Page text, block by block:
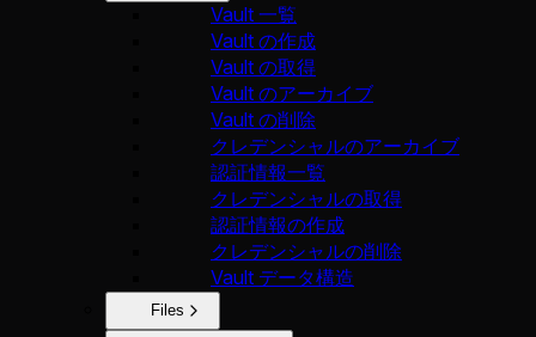
Vault 一覧
Vault の作成
Vault の取得
Vault のアーカイブ
Vault の削除
クレデンシャルのアーカイブ
認証情報一覧
クレデンシャルの取得
認証情報の作成
クレデンシャルの削除
Vault データ構造
Files